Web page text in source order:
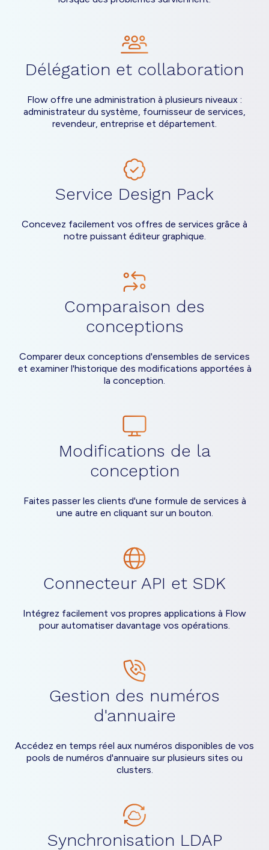
Délégation et collaboration
Flow offre une administration à plusieurs niveaux :
administrateur du système, fournisseur de services,
revendeur, entreprise et département.
Service Design Pack
Concevez facilement vos offres de services grâce à
notre puissant éditeur graphique.
Comparaison des
conceptions
Comparer deux conceptions d'ensembles de services
et examiner l'historique des modifications apportées à
la conception.
Modifications de la
conception
Faites passer les clients d'une formule de services à
une autre en cliquant sur un bouton.
Connecteur API et SDK
Intégrez facilement vos propres applications à Flow
pour automatiser davantage vos opérations.
Gestion des numéros
d'annuaire
Accédez en temps réel aux numéros disponibles de vos
pools de numéros d'annuaire sur plusieurs sites ou
clusters.
Synchronisation LDAP